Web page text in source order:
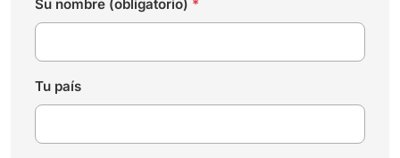
Su nombre (obligatorio) *
Tu país